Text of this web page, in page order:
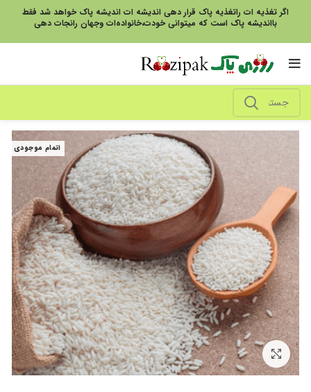
اگر تغذیه ات راتغذیه پاک قرار دهی اندیشه ات اندیشه پاک خواهد شد فقط
بااندیشه پاک است که میتوانی خودت،خانواده‌ات وجهان رانجات دهی
اتمام موجودی
بزرگنمایی تصویر